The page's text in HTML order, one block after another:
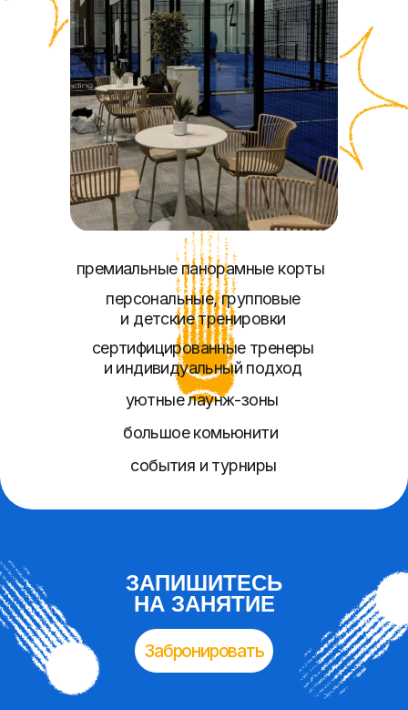
премиальные панорамные корты
персональные, групповые
и детские тренировки
сертифицированные тренеры
и индивидуальный подход
уютные лаунж-зоны
большое комьюнити
события и турниры
ЗАПИШИТЕСЬ
НА ЗАНЯТИЕ
Забронировать
персональная тренировка
Персональный тренер закладывает основу для роста,
исправляя ошибки и ставя технику, которая защищает
от травм и делает игру быстрее и точнее
просто поиграть с друзьями
аренда корта
Панорамные премиум-корты Ultra Panoramic,
вы, ракетки, мяч — и час драйва!
внимание тренера и энергия группы
мини-группы